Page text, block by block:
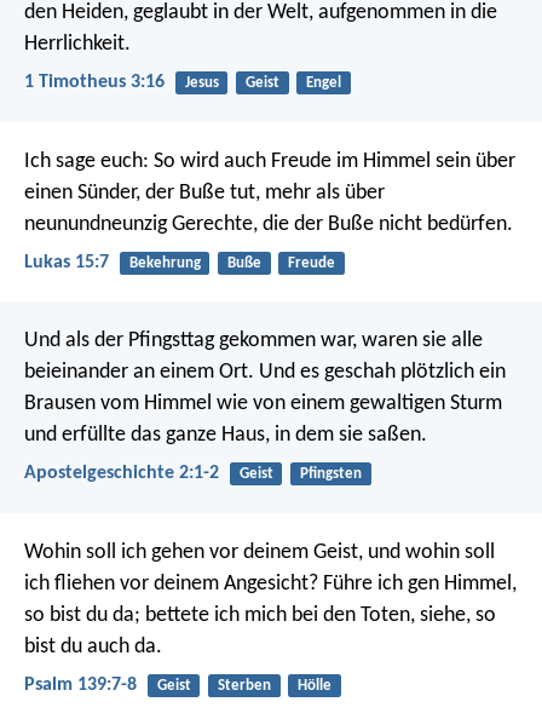
den Heiden, geglaubt in der Welt, aufgenommen in die
Herrlichkeit.
1 Timotheus 3:16 Jesus Geist Engel
Ich sage euch: So wird auch Freude im Himmel sein über
einen Sünder, der Buße tut, mehr als über
neunundneunzig Gerechte, die der Buße nicht bedürfen.
Lukas 15:7 Bekehrung Buße Freude
Und als der Pfingsttag gekommen war, waren sie alle
beieinander an einem Ort. Und es geschah plötzlich ein
Brausen vom Himmel wie von einem gewaltigen Sturm
und erfüllte das ganze Haus, in dem sie saßen.
Apostelgeschichte 2:1-2 Geist Pfingsten
Wohin soll ich gehen vor deinem Geist, und wohin soll
ich fliehen vor deinem Angesicht? Führe ich gen Himmel,
so bist du da; bettete ich mich bei den Toten, siehe, so
bist du auch da.
Psalm 139:7-8 Geist Sterben Hölle